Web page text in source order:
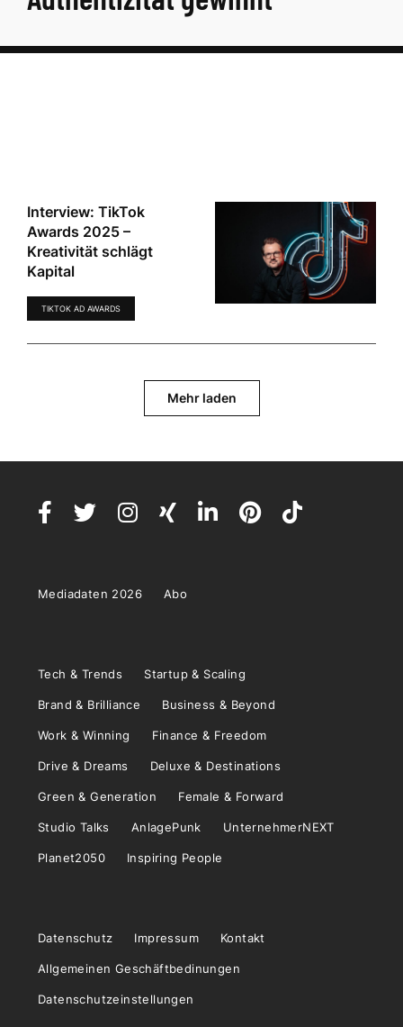
Interview: TikTok
Awards 2025 –
Kreativität schlägt
Kapital
TIKTOK AD AWARDS
Mehr laden
Mediadaten 2026 Abo
Tech & Trends Startup & Scaling
Brand & Brilliance Business & Beyond
Work & Winning Finance & Freedom
Drive & Dreams Deluxe & Destinations
Green & Generation Female & Forward
Studio Talks AnlagePunk UnternehmerNEXT
Planet2050 Inspiring People
Datenschutz Impressum Kontakt
Allgemeinen Geschäftbedinungen
Datenschutzeinstellungen